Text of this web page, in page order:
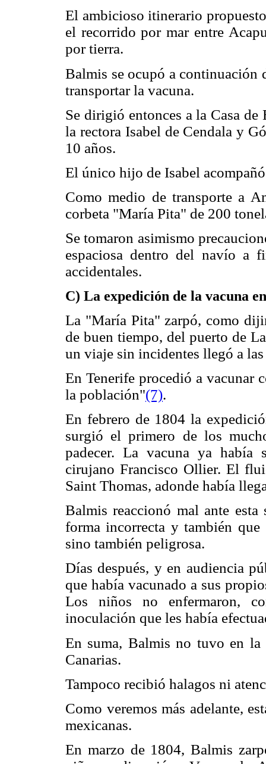
El ambicioso itinerario
el recorrido por mar entre
por tierra.
Balmis se ocupó a continuación
transportar la vacuna.
Se dirigió entonces a la Casa
la rectora Isabel de Cendala y
10 años.
El único hijo de Isabel
Como medio de transporte a
corbeta "María Pita" de 200
Se tomaron asimismo
espaciosa dentro del navío a
accidentales.
C) La expedición de la vacuna
La "María Pita" zarpó, como
de buen tiempo, del puerto de
un viaje sin incidentes llegó a
En Tenerife procedió a vacunar
la población"(7).
En febrero de 1804 la
surgió el primero de los
padecer. La vacuna ya
cirujano Francisco Ollier. El
Saint Thomas, adonde había
Balmis reaccionó mal ante
forma incorrecta y también
sino también peligrosa.
Días después, y en audiencia
que había vacunado a sus
Los niños no enfermaron,
inoculación que les había
En suma, Balmis no tuvo en
Canarias.
Tampoco recibió halagos ni
Como veremos más adelante,
mexicanas.
En marzo de 1804, Balmis